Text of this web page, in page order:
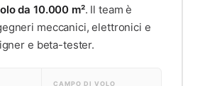
da 10.000 m². Il team è
meccanici, elettronici e
e beta-tester.
CAMPO DI VOLO